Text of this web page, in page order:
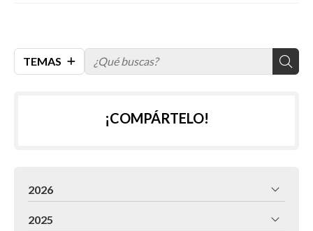
TEMAS
¡COMPÁRTELO!
2026
2025